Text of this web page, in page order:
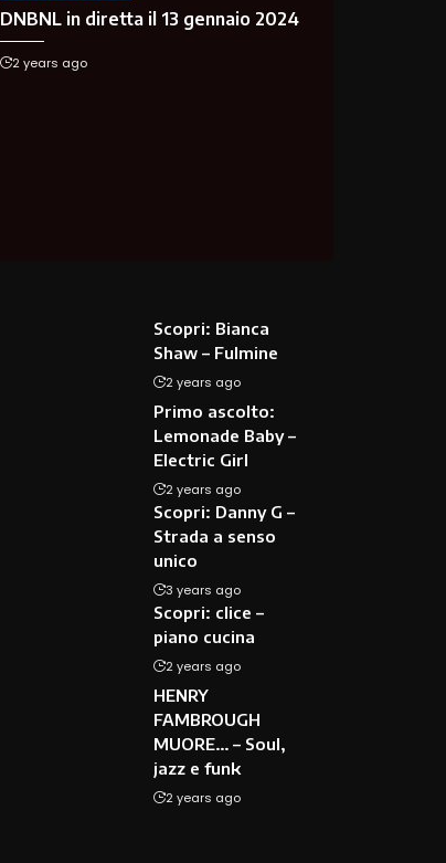
DNBNL in diretta il 13 gennaio 2024
2 years ago
Scopri: Bianca
Shaw – Fulmine
2 years ago
Primo ascolto:
Lemonade Baby –
Electric Girl
2 years ago
Scopri: Danny G –
Strada a senso
unico
3 years ago
Scopri: clice –
piano cucina
2 years ago
HENRY
FAMBROUGH
MUORE… – Soul,
jazz e funk
2 years ago